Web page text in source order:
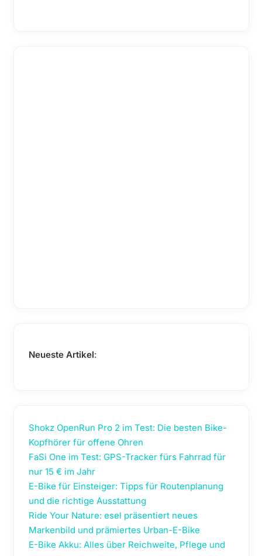
Neueste Artikel:
Shokz OpenRun Pro 2 im Test: Die besten Bike-
Kopfhörer für offene Ohren
FaSi One im Test: GPS-Tracker fürs Fahrrad für
nur 15 € im Jahr
E-Bike für Einsteiger: Tipps für Routenplanung
und die richtige Ausstattung
Ride Your Nature: esel präsentiert neues
Markenbild und prämiertes Urban-E-Bike
E-Bike Akku: Alles über Reichweite, Pflege und